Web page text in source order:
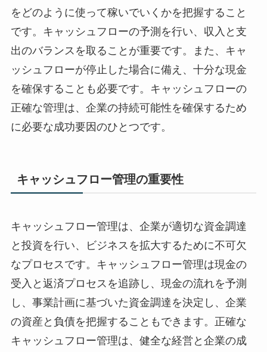
をどのように使って稼いでいくかを把握すること
です。キャッシュフローの予測を行い、収入と支
出のバランスを取ることが重要です。また、キャ
ッシュフローが停止した場合に備え、十分な現金
を確保することも必要です。キャッシュフローの
正確な管理は、企業の持続可能性を確保するため
に必要な成功要因のひとつです。
キャッシュフロー管理の重要性
キャッシュフロー管理は、企業が適切な資金調達
と投資を行い、ビジネスを拡大するために不可欠
なプロセスです。キャッシュフロー管理は現金の
受入と返済プロセスを追跡し、現金の流れを予測
し、事業計画に基づいた資金調達を決定し、企業
の資産と負債を把握することもできます。正確な
キャッシュフロー管理は、健全な経営と企業の成